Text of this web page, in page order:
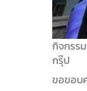
กิจกรร
กรุ๊ป
ขอขอบ